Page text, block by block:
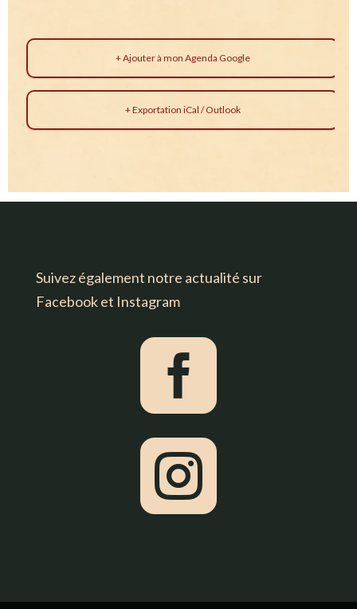
+ Ajouter à mon Agenda Google
+ Exportation iCal / Outlook
Suivez également notre actualité sur
Facebook et Instagram

